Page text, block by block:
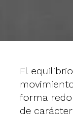
El
forma
de